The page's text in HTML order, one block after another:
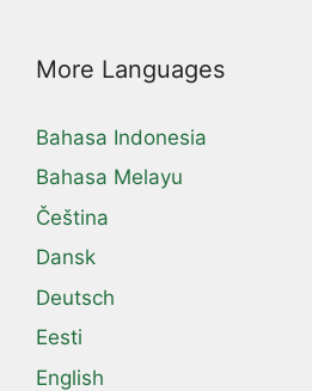
More Languages
Bahasa Indonesia
Bahasa Melayu
Čeština
Dansk
Deutsch
Eesti
English